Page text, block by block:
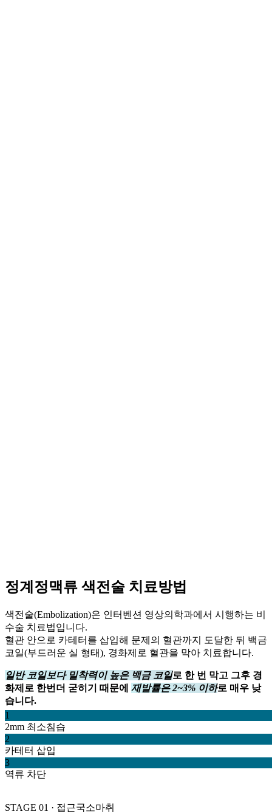
정계정맥류 색전술 치료방법
색전술(Embolization)은 인터벤션 영상의학과에서 시행하는 비
수술 치료법입니다.
혈관 안으로 카테터를 삽입해 문제의 혈관까지 도달한 뒤 백금
코일(부드러운 실 형태), 경화제로 혈관을 막아 치료합니다.
일반 코일보다 밀착력이 높은 백금 코일로 한 번 막고 그후 경
화제로 한번더 굳히기 때문에 재발률은 2~3% 이하로 매우 낮
습니다.
1
2mm 최소침습
2
카테터 삽입
3
역류 차단
STAGE 01 · 접근국소마취